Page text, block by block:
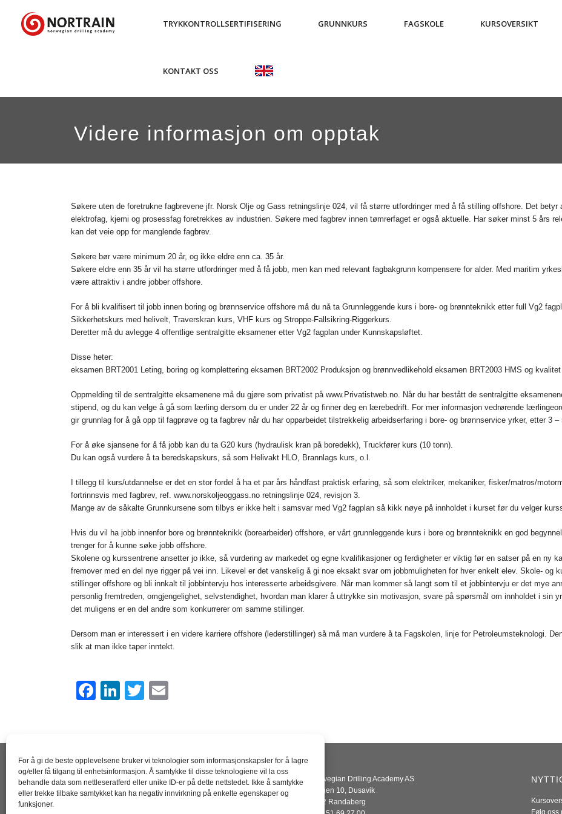
For å gi de beste opplevelsene bruker vi teknologier som informasjonskapsler for å lagre
og/eller få tilgang til enhetsinformasjon. Å samtykke til disse teknologiene vil la oss
behandle data som nettleseratferd eller unike ID-er på dette nettstedet. Ikke å samtykke
eller trekke tilbake samtykket kan ha negativ innvirkning på enkelte egenskaper og
funksjoner.
TRYKKONTROLLSERTIFISERING GRUNNKURS FAGSKOLE KURSOVERSIKT
KONTAKT OSS
Videre informasjon om opptak
Søkere uten de foretrukne fagbrevene jfr. Norsk Olje og Gass retningslinje 024, vil få større utfordringer med å få stilling offshore. Det
elektrofag, kjemi og prosessfag foretrekkes av industrien. Søkere med fagbrev innen tømrerfaget er også aktuelle. Har søker minst 5 års
kan det veie opp for manglende fagbrev.
Søkere bør være minimum 20 år, og ikke eldre enn ca. 35 år.
Søkere eldre enn 35 år vil ha større utfordringer med å få jobb, men kan med relevant fagbakgrunn kompensere for alder. Med maritim
være attraktiv i andre jobber offshore.
For å bli kvalifisert til jobb innen boring og brønnservice offshore må du nå ta Grunnleggende kurs i bore- og brønnteknikk etter full Vg2
Sikkerhetskurs med helivelt, Traverskran kurs, VHF kurs og Stroppe-Fallsikring-Riggerkurs.
Deretter må du avlegge 4 offentlige sentralgitte eksamener etter Vg2 fagplan under Kunnskapsløftet.
Disse heter:
eksamen BRT2001 Leting, boring og komplettering eksamen BRT2002 Produksjon og brønnvedlikehold eksamen BRT2003 HMS og
Oppmelding til de sentralgitte eksamenene må du gjøre som privatist på www.Privatistweb.no. Når du har bestått de sentralgitte
stipend, og du kan velge å gå som lærling dersom du er under 22 år og finner deg en lærebedrift. For mer informasjon vedrørende
gir grunnlag for å gå opp til fagprøve og ta fagbrev når du har opparbeidet tilstrekkelig arbeidserfaring i bore- og brønnservice yrker, etter 3 –
For å øke sjansene for å få jobb kan du ta G20 kurs (hydraulisk kran på boredekk), Truckfører kurs (10 tonn).
Du kan også vurdere å ta beredskapskurs, så som Helivakt HLO, Brannlags kurs, o.l.
I tillegg til kurs/utdannelse er det en stor fordel å ha et par års håndfast praktisk erfaring, så som elektriker, mekaniker, fisker/matros/
fortrinnsvis med fagbrev, ref. www.norskoljeoggass.no retningslinje 024, revisjon 3.
Mange av de såkalte Grunnkursene som tilbys er ikke helt i samsvar med Vg2 fagplan så kikk nøye på innholdet i kurset før du velger
Hvis du vil ha jobb innenfor bore og brønnteknikk (borearbeider) offshore, er vårt grunnleggende kurs i bore og brønnteknikk en god
trenger for å kunne søke jobb offshore.
Skolene og kurssentrene ansetter jo ikke, så vurdering av markedet og egne kvalifikasjoner og ferdigheter er viktig før en satser på en ny
fremover med en del nye rigger på vei inn. Likevel er det vanskelig å gi noe eksakt svar om jobbmuligheten for hver enkelt elev. Skole- og
stillinger offshore og bli innkalt til jobbintervju hos interesserte arbeidsgivere. Når man kommer så langt som til et jobbintervju er det mye
personlig fremtreden, omgjengelighet, selvstendighet, hvordan man klarer å uttrykke sin motivasjon, svare på spørsmål om innholdet i sin
det muligens er en del andre som konkurrerer om samme stillinger.
Dersom man er interessert i en videre karriere offshore (lederstillinger) så må man vurdere å ta Fagskolen, linje for Petroleumsteknologi.
slik at man ikke taper inntekt.
F
b
o
Li
dI
n
T
Norwegian Drilling Academy AS
Tangen 10, Dusavik
4072 Randaberg
Følg oss